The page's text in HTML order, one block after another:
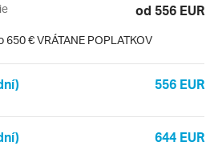
od 556 EUR
650 € VRÁTANE POPLATKOV
556 EUR
644 EUR